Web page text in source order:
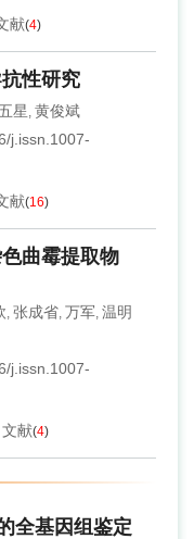
献(4)
性研究
星, 黄俊斌
j.issn.1007-
献(16)
曲霉提取物
, 张成省, 万军, 温明
j.issn.1007-
献(4)
全基因组鉴定